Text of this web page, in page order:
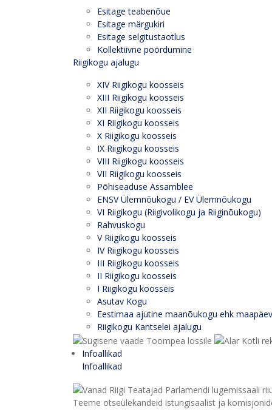
Esitage teabenõue
Esitage märgukiri
Esitage selgitustaotlus
Kollektiivne pöördumine
Riigikogu ajalugu
XIV Riigikogu koosseis
XIII Riigikogu koosseis
XII Riigikogu koosseis
XI Riigikogu koosseis
X Riigikogu koosseis
IX Riigikogu koosseis
VIII Riigikogu koosseis
VII Riigikogu koosseis
Põhiseaduse Assamblee
ENSV Ülemnõukogu / EV Ülemnõukogu
VI Riigikogu (Riigivolikogu ja Riiginõukogu)
Rahvuskogu
V Riigikogu koosseis
IV Riigikogu koosseis
III Riigikogu koosseis
II Riigikogu koosseis
I Riigikogu koosseis
Asutav Kogu
Eestimaa ajutine maanõukogu ehk maapäev
Riigikogu Kantselei ajalugu
Infoallikad
Infoallikad
Teeme otseülekandeid istungisaalist ja